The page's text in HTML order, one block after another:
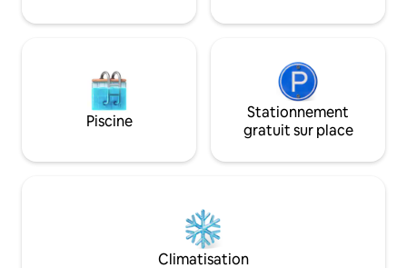
Piscine
Stationnement
gratuit sur place
Climatisation